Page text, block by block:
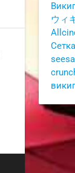
ウィ